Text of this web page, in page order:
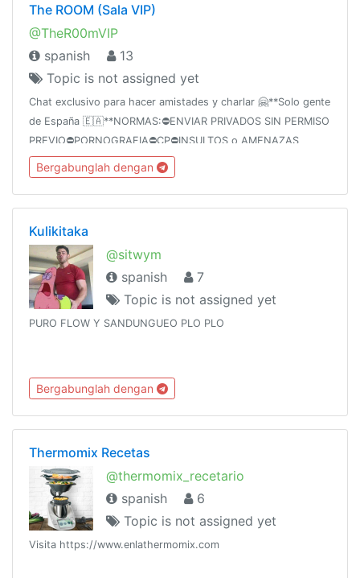
The ROOM (Sala VIP)
@TheR00mVIP
spanish
13
Topic is not assigned yet
Chat exclusivo para hacer amistades y charlar 🤗**Solo gente
de España 🇪🇦**NORMAS:⛔ENVIAR PRIVADOS SIN PERMISO
PREVIO⛔PORNOGRAFIA⛔CP⛔INSULTOS o AMENAZAS
EXPLÍCITAS⛔GORE⛔DIVULGAR DATOS PERSONALES⛔
MENORES DE EDAD⛔SPAM / FLOOD⛔TROLLS
Bergabunglah dengan
Kulikitaka
@sitwym
spanish
7
Topic is not assigned yet
PURO FLOW Y SANDUNGUEO PLO PLO
Bergabunglah dengan
Thermomix Recetas
@thermomix_recetario
spanish
6
Topic is not assigned yet
Visita https://www.enlathermomix.com